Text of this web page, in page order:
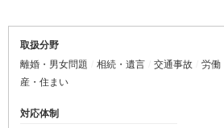
取扱分野
離婚・男女問題
相続・遺言 交通事故 労働
産・住まい
対応体制